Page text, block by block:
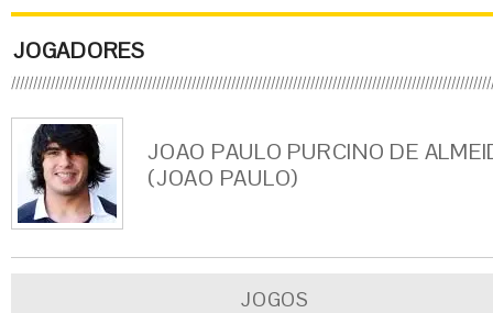
JOGADORES
JOAO PAULO PURCINO DE
(JOAO PAULO)
JOGOS